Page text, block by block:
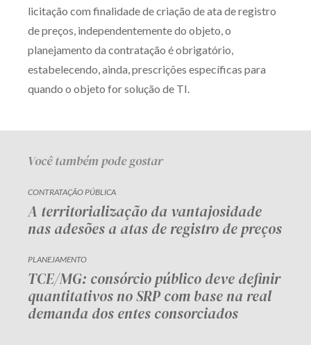
licitação com finalidade de criação de ata de registro
de preços, independentemente do objeto, o
planejamento da contratação é obrigatório,
estabelecendo, ainda, prescrições específicas para
quando o objeto for solução de TI.
Você também pode gostar
CONTRATAÇÃO PÚBLICA
A territorialização da vantajosidade
nas adesões a atas de registro de preços
PLANEJAMENTO
TCE/MG: consórcio público deve definir
quantitativos no SRP com base na real
demanda dos entes consorciados